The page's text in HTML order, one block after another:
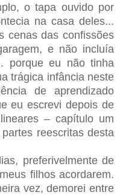
o tapa ouvido por
na casa deles...
cenas das confissões
e não incluía
porque eu não tinha
trágica infância neste
de aprendizado
eu escrevi depois de
– capítulo um
reescritas desta
preferivelmente de
filhos acordarem.
vez, demorei entre